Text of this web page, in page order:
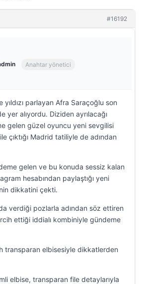
#16192
Anahtar yönetici
yıldızı parlayan Afra Saraçoğlu son
yer alıyordu. Diziden ayrılacağı
gelen güzel oyuncu yeni sevgilisi
çıktığı Madrid tatiliyle de adından
gelen ve bu konuda sessiz kalan
hesabından paylaştığı yeni
dikkatini çekti.
verdiği pozlarla adından söz ettiren
ettiği iddialı kombiniyle gündeme
transparan elbisesiyle dikkatlerden
elbise, transparan file detaylarıyla